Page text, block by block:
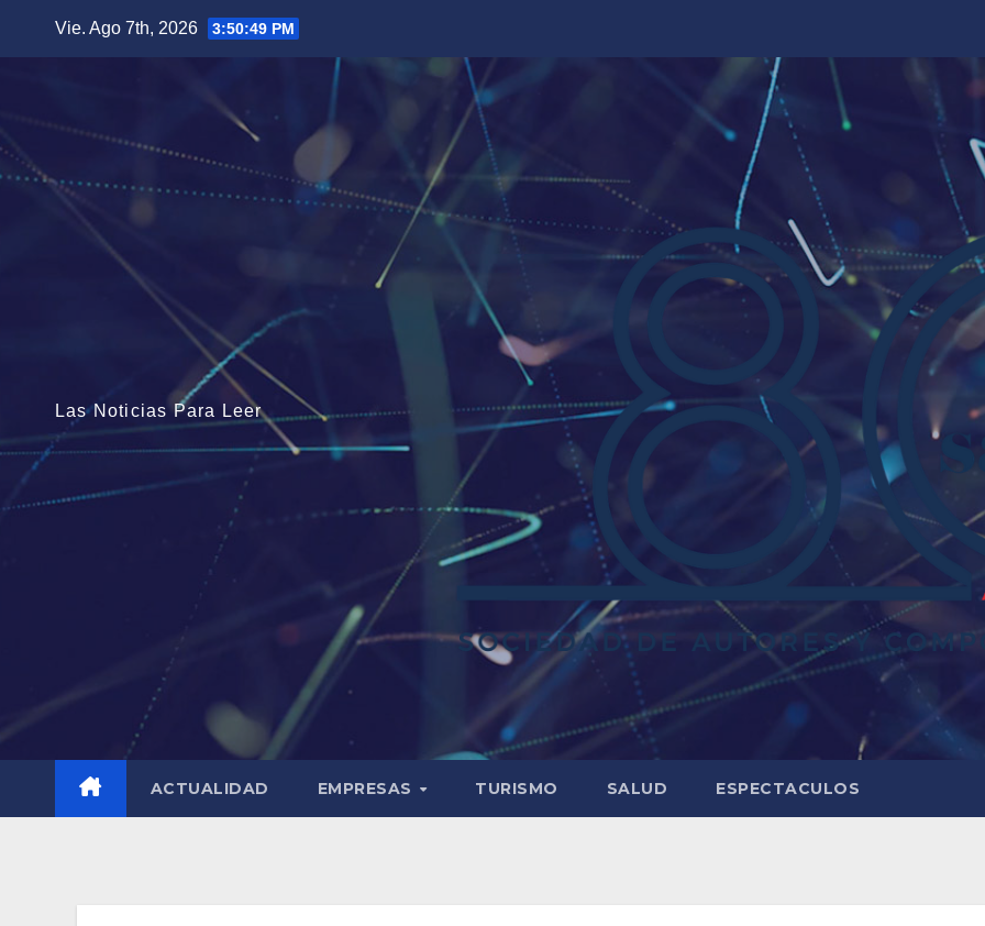
Vie. Ago 7th, 2026 3:50:50 PM
Las Noticias Para Leer
ACTUALIDAD EMPRESAS TURISMO SALUD ESPECTACULOS